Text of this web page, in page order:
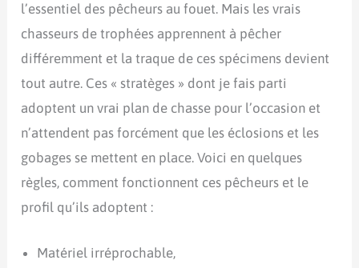
l’essentiel des pêcheurs au fouet. Mais les vrais
chasseurs de trophées apprennent à pêcher
différemment et la traque de ces spécimens devient
tout autre. Ces « stratèges » dont je fais parti
adoptent un vrai plan de chasse pour l’occasion et
n’attendent pas forcément que les éclosions et les
gobages se mettent en place. Voici en quelques
règles, comment fonctionnent ces pêcheurs et le
profil qu’ils adoptent :
Matériel irréprochable,